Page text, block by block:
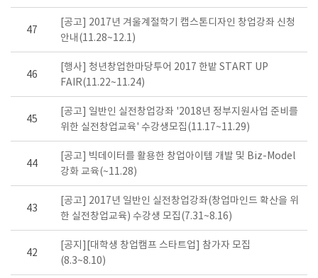
47
[공고] 2017년 겨울계절학기 캡스톤디자인 창업강좌 신청
안내(11.28~12.1)
46
[행사] 청년창업한마당투어 2017 한밭 START UP
FAIR(11.22~11.24)
45
[공고] 일반인 실전창업강좌 '2018년 정부지원사업 준비를
위한 실전창업교육' 수강생모집(11.17~11.29)
44
[공고] 빅데이터를 활용한 창업아이템 개발 및 Biz-Model
강화 교육(~11.28)
43
[공고] 2017년 일반인 실전창업강좌(창업마인드 확산을 위
한 실전창업교육) 수강생 모집(7.31~8.16)
42
[공지][대학생 창업캠프 스타트업] 참가자 모집
(8.3~8.10)